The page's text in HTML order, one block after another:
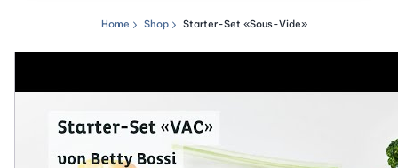
Navigationspfad
Home Shop Starter-Set «Sous-Vide»